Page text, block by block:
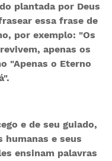
plantada por Deus
essa frase de
por exemplo: "Os
apenas os
"Apenas o Eterno
e de seu guiado,
humanas e seus
ensinam palavras